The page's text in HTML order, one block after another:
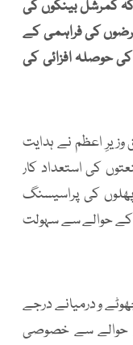
کمرشل بینکوں کی
کی فراہمی کے
حوصلہ افزائی کی
اعظم نے ہدایت
کی استعداد کار
کی پراسیسنگ
کے حوالے سے سہولت
و درمیانے درجے
حوالے سے خصوصی